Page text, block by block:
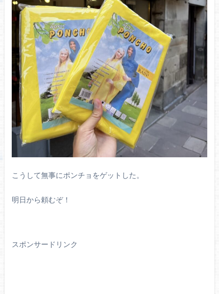
こうして無事にポンチョをゲットした。
明日から頼むぞ！
スポンサードリンク